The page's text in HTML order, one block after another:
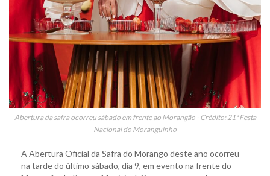
Abertura da safra ocorreu sábado em frente ao Morangão - Crédito: 21ª Festa
Nacional do Moranguinho
A Abertura Oficial da Safra do Morango deste ano ocorreu
na tarde do último sábado, dia 9, em evento na frente do